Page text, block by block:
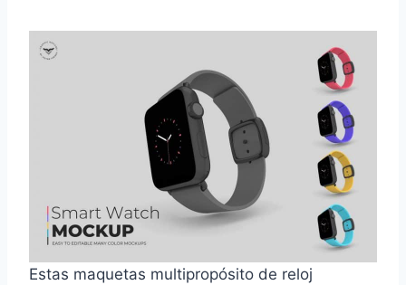
Estas maquetas multipropósito de reloj